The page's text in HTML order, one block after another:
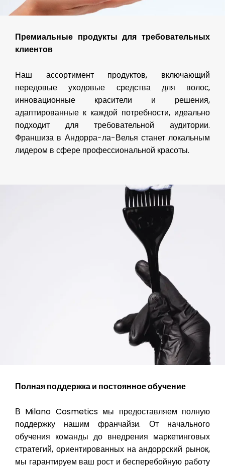
Премиальные продукты для требовательных
клиентов
Наш ассортимент продуктов, включающий
передовые уходовые средства для волос,
инновационные красители и решения,
адаптированные к каждой потребности, идеально
подходит для требовательной аудитории.
Франшиза в Андорра-ла-Велья станет локальным
лидером в сфере профессиональной красоты.
Полная поддержка и постоянное обучение
В Milano Cosmetics мы предоставляем полную
поддержку нашим франчайзи. От начального
обучения команды до внедрения маркетинговых
стратегий, ориентированных на андоррский рынок,
мы гарантируем ваш рост и бесперебойную работу